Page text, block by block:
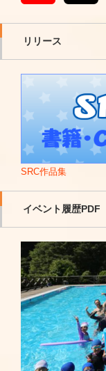
■「東名阪リフレ
■2012年ぎふ清
ー
■おにぎりパパ
■ロッテキシリ
■警視庁「母さ
ちお兄さんの も
～」
■「子供を守る
東京都、警視庁
■「体験の風をお
■一般財団法人
親子体操」
■熊本マラソン応
■全国レクリエ
■ねんりんピック
■楽天球団コーチ
■相模女子大学子
■文京区指導者研
■美スポ！ スポ
■Eテレ「健康の
■超絶 凄ワザ！
■所さん！大変で
■あさイチ
■ワンパコ
■「ごごナマ」生
■「おかあさん
そ・ぎゅ～」監
■「おかあさんと
2022年3月31日 再
■「きょうの健康
■「うたコン」生
■「ハートネット
■「私のリカバリ
■「あさいち」生
【 NHKぎふ 】
■まるっと！ぎ
■「灯台」連載中
■週刊現代「わた
■劇団四季「ラ・
■一般社団法人倫
■教職員の生涯
■FLASH 2021
■ゴルフ雑誌「
■月刊 Hanada
■チャイルド社「
■別冊「婦人之友
■朝日新聞「甲子
■株式会社わかさ
k
■「幼児の教育」
■中央法規
■毎日新聞、夕刊
■ベネッセ
■JAL健保
■月刊ケアマネー
リリース
SRC作品集
イベント履歴PDF